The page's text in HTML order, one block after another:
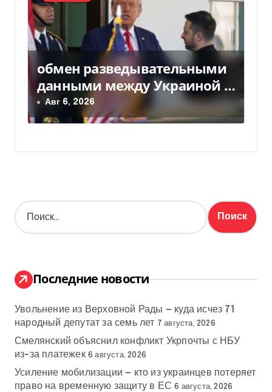
обмен разведывательными
данными между Украиной и
США значительно вырос, —
Politico
Авг 6, 2026
Н
а
:
Последние новости
Увольнение из Верховной Рады — куда исчез 71
народный депутат за семь лет 7 августа, 2026
Смелянский объяснил конфликт Укрпочты с НБУ
из-за платежек 6 августа, 2026
Усиление мобилизации — кто из украинцев потеряет
право на временную защиту в ЕС 6 августа, 2026